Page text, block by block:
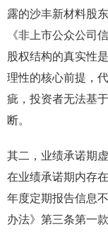
露的沙丰新材料股
《非上市公众公司
股权结构的真实性
理性的核心前提，
疵，投资者无法基
断。
其二，业绩承诺期
在业绩承诺期内存
年度定期报告信息
办法》第三条第一